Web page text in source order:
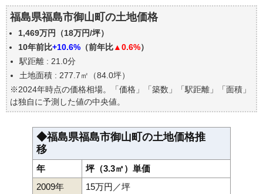
福島県福島市御山町の土地の過去の売買事例
公示地価はいくら
エリアの将来性を人口予想から検討しよう
自分の年収でいくらの不動産が買える？
福島県福島市御山町の土地価格
1,469万円（18万円/坪）
10年前比+10.6% （前年比▲0.6%）
駅距離 : 21.0分
土地面積 : 277.7㎡（84.0坪）
※2024年時点の価格相場。「価格」「築数」「駅距離」「面積」
は独自に予測した値の中央値。
◆福島県福島市御山町の土地価格推
移
年
坪（3.3㎡）単価
2009年
15万円／坪